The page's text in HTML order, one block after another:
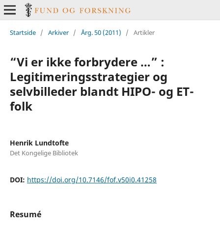
Startside / Arkiver / Årg. 50 (2011) / Artikler
“Vi er ikke forbrydere …” :
Legitimeringsstrategier og
selvbilleder blandt HIPO- og ET-
folk
Henrik Lundtofte
Det Kongelige Bibliotek
DOI: https://doi.org/10.7146/fof.v50i0.41258
Resumé